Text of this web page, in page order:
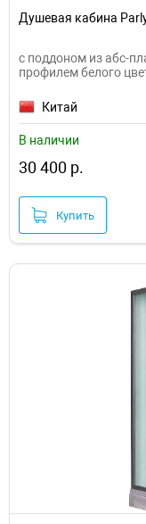
Душевая кабина
с поддоном из абс-
профилем белого
Китай
В наличии
30 400 р.
Купить